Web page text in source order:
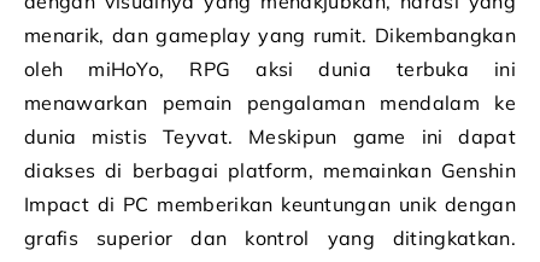
menarik, dan gameplay yang rumit. Dikembangkan
oleh miHoYo, RPG aksi dunia terbuka ini
menawarkan pemain pengalaman mendalam ke
dunia mistis Teyvat. Meskipun game ini dapat
diakses di berbagai platform, memainkan Genshin
Impact di PC memberikan keuntungan unik dengan
grafis superior dan kontrol yang ditingkatkan.